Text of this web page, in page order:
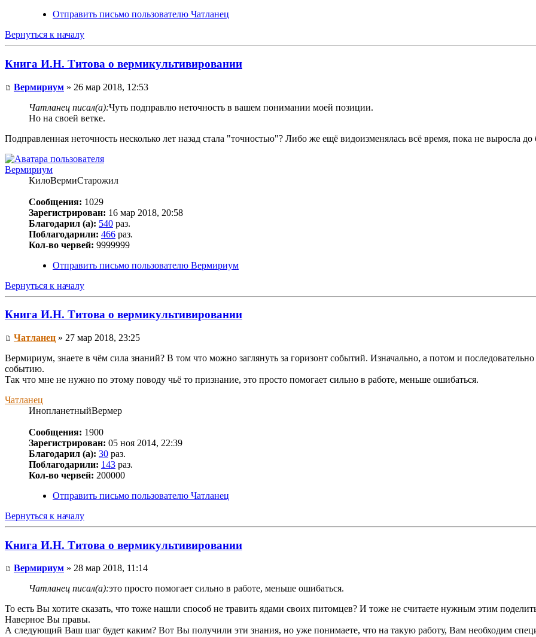
Отправить письмо пользователю Чатланец
Вернуться к началу
Книга И.Н. Титова о вермикультивировании
Вермириум » 26 мар 2018, 12:53
Чатланец писал(а):Чуть подправлю неточность в вашем понимании моей позиции.
Но на своей ветке.
Подправленная неточность несколько лет назад стала "точностью"? Либо же ещё видоизменялась всё время, пока не выросла
Вермириум
КилоВермиСтарожил
Сообщения: 1029
Зарегистрирован: 16 мар 2018, 20:58
Благодарил (а): 540 раз.
Поблагодарили: 466 раз.
Кол-во червей: 9999999
Отправить письмо пользователю Вермириум
Вернуться к началу
Книга И.Н. Титова о вермикультивировании
Чатланец » 27 мар 2018, 23:25
Вермириум, знаете в чём сила знаний? В том что можно заглянуть за горизонт событий. Изначально, а потом и
событию.
Так что мне не нужно по этому поводу чьё то признание, это просто помогает сильно в работе, меньше ошибаться.
Чатланец
ИнопланетныйВермер
Сообщения: 1900
Зарегистрирован: 05 ноя 2014, 22:39
Благодарил (а): 30 раз.
Поблагодарили: 143 раз.
Кол-во червей: 200000
Отправить письмо пользователю Чатланец
Вернуться к началу
Книга И.Н. Титова о вермикультивировании
Вермириум » 28 мар 2018, 11:14
Чатланец писал(а):это просто помогает сильно в работе, меньше ошибаться.
То есть Вы хотите сказать, что тоже нашли способ не травить ядами своих питомцев? И тоже не считаете нужным этим
Наверное Вы правы.
А следующий Ваш шаг будет каким? Вот Вы получили эти знания, но уже понимаете, что на такую работу, Вам необходим